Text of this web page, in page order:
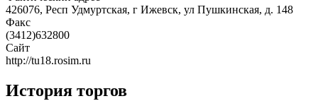
426076, Респ Удмуртская, г Ижевск, ул Пушкинская, д. 148
Факс
(3412)632800
Сайт
http://tu18.rosim.ru
История торгов